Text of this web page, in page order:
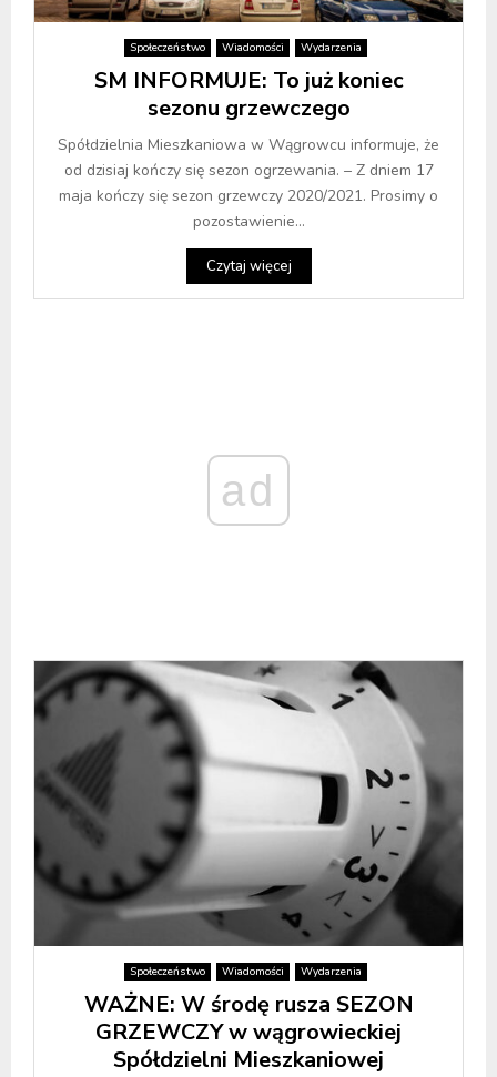
Społeczeństwo Wiadomości Wydarzenia
SM INFORMUJE: To już koniec
sezonu grzewczego
Spółdzielnia Mieszkaniowa w Wągrowcu informuje, że
od dzisiaj kończy się sezon ogrzewania. – Z dniem 17
maja kończy się sezon grzewczy 2020/2021. Prosimy o
pozostawienie...
Czytaj więcej
ad
Społeczeństwo Wiadomości Wydarzenia
WAŻNE: W środę rusza SEZON
GRZEWCZY w wągrowieckiej
Spółdzielni Mieszkaniowej